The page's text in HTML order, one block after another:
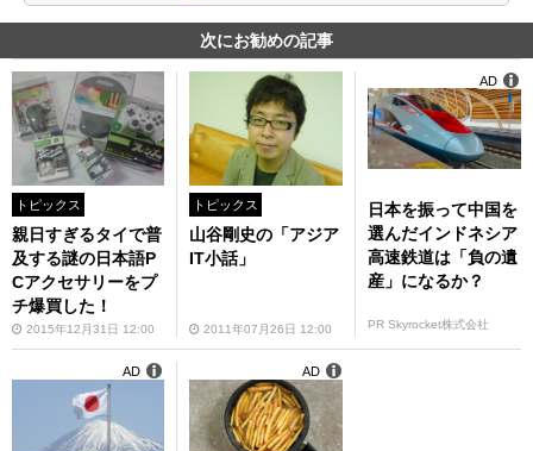
次にお勧めの記事
トピックス
親日すぎるタイで普
及する謎の日本語P
Cアクセサリーをプ
チ爆買した！
2015年12月31日 12:00
トピックス
山谷剛史の「アジア
IT小話」
2011年07月26日 12:00
日本を振って中国を
選んだインドネシア
高速鉄道は「負の遺
産」になるか？
PR Skyrocket株式会社
AD
AD AD